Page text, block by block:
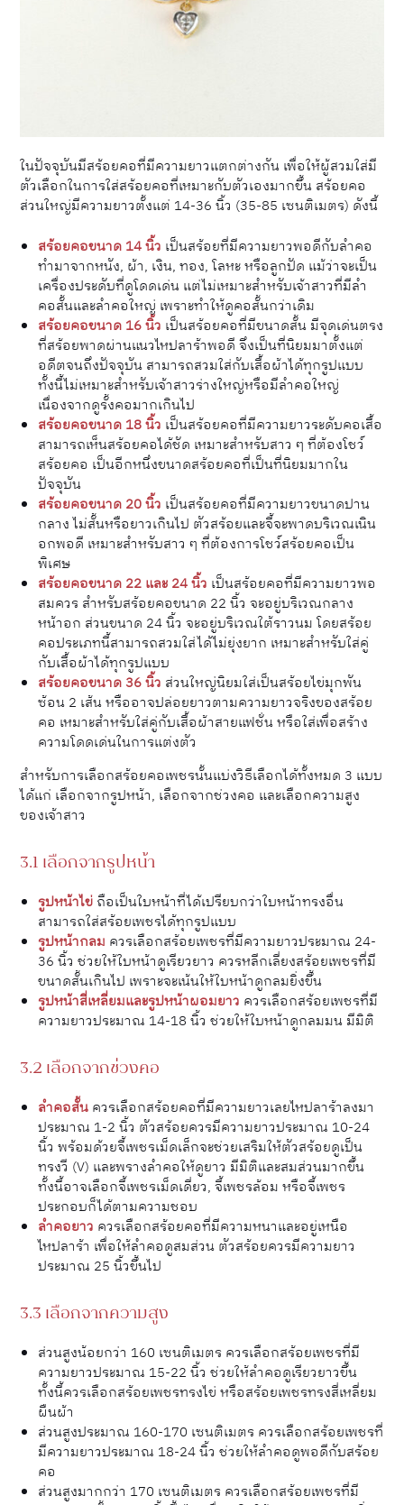
ในปัจจุบันมีสร้อยคอที่มีความยาวแตกต่างกัน เพื่อให้ผู้สวมใส่มี
ตัวเลือกในการใส่สร้อยคอที่เหมาะกับตัวเองมากขึ้น สร้อยคอ
ส่วนใหญ่มีความยาวตั้งแต่ 14-36 นิ้ว (35-85 เซนติเมตร) ดังนี้
สร้อยคอขนาด 14 นิ้ว เป็นสร้อยที่มีความยาวพอดีกับลำคอ
ทำมาจากหนัง, ผ้า, เงิน, ทอง, โลหะ หรือลูกปัด แม้ว่าจะเป็น
เครื่องประดับที่ดูโดดเด่น แต่ไม่เหมาะสำหรับเจ้าสาวที่มีลำ
คอสั้นและลำคอใหญ่ เพราะทำให้ดูคอสั้นกว่าเดิม
สร้อยคอขนาด 16 นิ้ว เป็นสร้อยคอที่มีขนาดสั้น มีจุดเด่นตรง
ที่สร้อยพาดผ่านแนวไหปลาร้าพอดี จึงเป็นที่นิยมมาตั้งแต่
อดีตจนถึงปัจจุบัน สามารถสวมใส่กับเสื้อผ้าได้ทุกรูปแบบ
ทั้งนี้ไม่เหมาะสำหรับเจ้าสาวร่างใหญ่หรือมีลำคอใหญ่
เนื่องจากดูรั้งคอมากเกินไป
สร้อยคอขนาด 18 นิ้ว เป็นสร้อยคอที่มีความยาวระดับคอเสื้อ
สามารถเห็นสร้อยคอได้ชัด เหมาะสำหรับสาว ๆ ที่ต้องโชว์
สร้อยคอ เป็นอีกหนึ่งขนาดสร้อยคอที่เป็นที่นิยมมากใน
ปัจจุบัน
สร้อยคอขนาด 20 นิ้ว เป็นสร้อยคอที่มีความยาวขนาดปาน
กลาง ไม่สั้นหรือยาวเกินไป ตัวสร้อยและจี้จะพาดบริเวณเนิน
อกพอดี เหมาะสำหรับสาว ๆ ที่ต้องการโชว์สร้อยคอเป็น
พิเศษ
สร้อยคอขนาด 22 และ 24 นิ้ว เป็นสร้อยคอที่มีความยาวพอ
สมควร สำหรับสร้อยคอขนาด 22 นิ้ว จะอยู่บริเวณกลาง
หน้าอก ส่วนขนาด 24 นิ้ว จะอยู่บริเวณใต้ราวนม โดยสร้อย
คอประเภทนี้สามารถสวมใส่ได้ไม่ยุ่งยาก เหมาะสำหรับใส่คู่
กับเสื้อผ้าได้ทุกรูปแบบ
สร้อยคอขนาด 36 นิ้ว ส่วนใหญ่นิยมใส่เป็นสร้อยไข่มุกพัน
ซ้อน 2 เส้น หรืออาจปล่อยยาวตามความยาวจริงของสร้อย
คอ เหมาะสำหรับใส่คู่กับเสื้อผ้าสายแฟชั่น หรือใส่เพื่อสร้าง
ความโดดเด่นในการแต่งตัว
สำหรับการเลือกสร้อยคอเพชรนั้นแบ่งวิธีเลือกได้ทั้งหมด 3 แบบ
ได้แก่ เลือกจากรูปหน้า, เลือกจากช่วงคอ และเลือกความสูง
ของเจ้าสาว
3.1 เลือกจากรูปหน้า
รูปหน้าไข่ ถือเป็นใบหน้าที่ได้เปรียบกว่าใบหน้าทรงอื่น
สามารถใส่สร้อยเพชรได้ทุกรูปแบบ
รูปหน้ากลม ควรเลือกสร้อยเพชรที่มีความยาวประมาณ 24-
36 นิ้ว ช่วยให้ใบหน้าดูเรียวยาว ควรหลีกเลี่ยงสร้อยเพชรที่มี
ขนาดสั้นเกินไป เพราะจะเน้นให้ใบหน้าดูกลมยิ่งขึ้น
รูปหน้าสี่เหลี่ยมและรูปหน้าผอมยาว ควรเลือกสร้อยเพชรที่มี
ความยาวประมาณ 14-18 นิ้ว ช่วยให้ใบหน้าดูกลมมน มีมิติ
3.2 เลือกจากช่วงคอ
ลำคอสั้น ควรเลือกสร้อยคอที่มีความยาวเลยไหปลาร้าลงมา
ประมาณ 1-2 นิ้ว ตัวสร้อยควรมีความยาวประมาณ 10-24
นิ้ว พร้อมด้วยจี้เพชรเม็ดเล็กจะช่วยเสริมให้ตัวสร้อยดูเป็น
ทรงวี (V) และพรางลำคอให้ดูยาว มีมิติและสมส่วนมากขึ้น
ทั้งนี้อาจเลือกจี้เพชรเม็ดเดี่ยว, จี้เพชรล้อม หรือจี้เพชร
ประกอบก็ได้ตามความชอบ
ลำคอยาว ควรเลือกสร้อยคอที่มีความหนาและอยู่เหนือ
ไหปลาร้า เพื่อให้ลำคอดูสมส่วน ตัวสร้อยควรมีความยาว
ประมาณ 25 นิ้วขึ้นไป
3.3 เลือกจากความสูง
ส่วนสูงน้อยกว่า 160 เซนติเมตร ควรเลือกสร้อยเพชรที่มี
ความยาวประมาณ 15-22 นิ้ว ช่วยให้ลำคอดูเรียวยาวขึ้น
ทั้งนี้ควรเลือกสร้อยเพชรทรงไข่ หรือสร้อยเพชรทรงสี่เหลี่ยม
ผืนผ้า
ส่วนสูงประมาณ 160-170 เซนติเมตร ควรเลือกสร้อยเพชรที่
มีความยาวประมาณ 18-24 นิ้ว ช่วยให้ลำคอดูพอดีกับสร้อย
คอ
ส่วนสูงมากกว่า 170 เซนติเมตร ควรเลือกสร้อยเพชรที่มี